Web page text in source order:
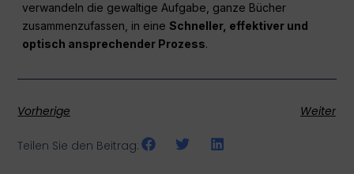
verwandeln die gewaltige Aufgabe, ganze Bücher
zusammenzufassen, in eineSchneller, effektiver und
optisch ansprechender Prozess.
Vorherige Weiter
Teilen Sie den Beitrag: